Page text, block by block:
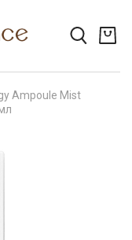
Ampoule Mist